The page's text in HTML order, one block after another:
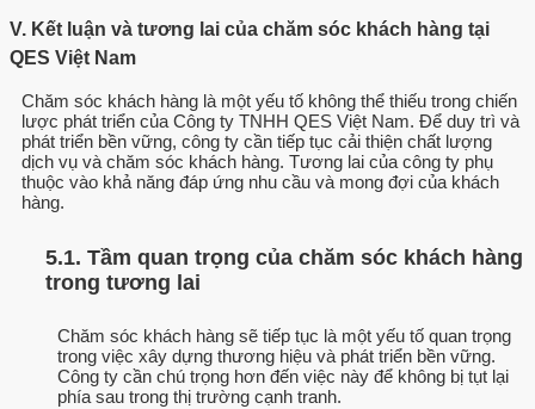
V. Kết luận và tương lai của chăm sóc khách hàng tại
QES Việt Nam
Chăm sóc khách hàng là một yếu tố không thể thiếu trong chiến
lược phát triển của Công ty TNHH QES Việt Nam. Để duy trì và
phát triển bền vững, công ty cần tiếp tục cải thiện chất lượng
dịch vụ và chăm sóc khách hàng. Tương lai của công ty phụ
thuộc vào khả năng đáp ứng nhu cầu và mong đợi của khách
hàng.
5.1. Tầm quan trọng của chăm sóc khách hàng
trong tương lai
Chăm sóc khách hàng sẽ tiếp tục là một yếu tố quan trọng
trong việc xây dựng thương hiệu và phát triển bền vững.
Công ty cần chú trọng hơn đến việc này để không bị tụt lại
phía sau trong thị trường cạnh tranh.